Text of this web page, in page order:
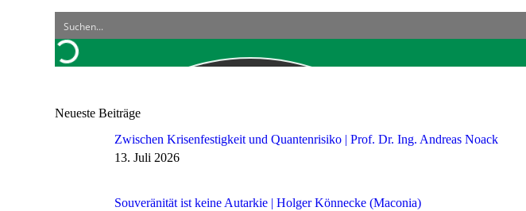
Neueste Beiträge
Zwischen Krisenfestigkeit und Quantenrisiko | Prof. Dr. Ing. Andreas Noack
13. Juli 2026
Souveränität ist keine Autarkie | Holger Könnecke (Maconia)